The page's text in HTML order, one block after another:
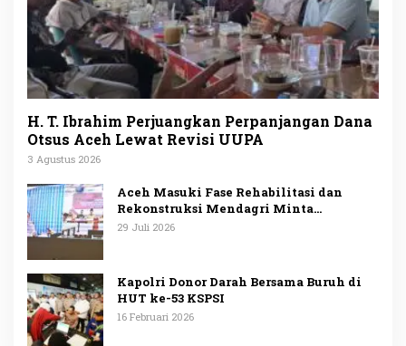
H. T. Ibrahim Perjuangkan Perpanjangan Dana
Otsus Aceh Lewat Revisi UUPA
3 Agustus 2026
Aceh Masuki Fase Rehabilitasi dan
Rekonstruksi Mendagri Minta
Penggunaan Anggaran Dipublikasikan
29 Juli 2026
Kapolri Donor Darah Bersama Buruh di
HUT ke-53 KSPSI
16 Februari 2026